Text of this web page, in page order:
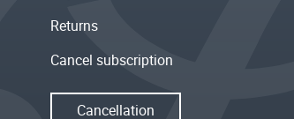
Returns
Cancel subscription
Cancellation